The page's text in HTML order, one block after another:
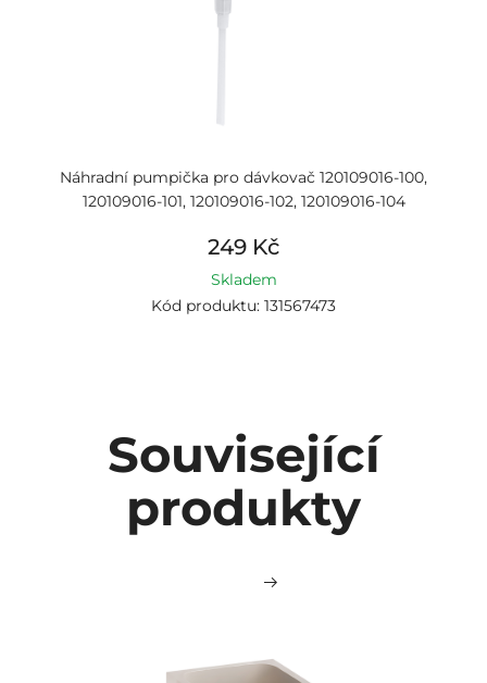
Náhradní pumpička pro dávkovač 120109016-100,
120109016-101, 120109016-102, 120109016-104
249 Kč
Skladem
Kód produktu: 131567473
Související
produkty